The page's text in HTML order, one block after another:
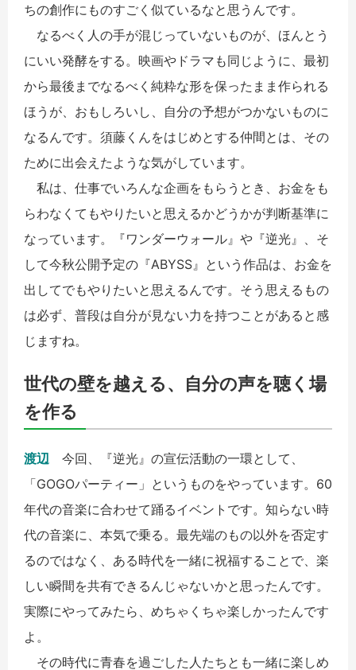
ちの創作にものすごく似ているなと思うんです。
なるべく人の手が混じっていないものが、ほんとう
にいい発酵をする。映画やドラマも同じように、最初
から最後までなるべく純粋な形を保ったまま作られる
ほうが、おもしろいし、自分の予想がつかないものに
なるんです。須藤くんをはじめとする仲間とは、その
ために出会えたような気がしています。
私は、仕事でいろんな企画をもらうとき、お金をも
らわなくてもやりたいと思えるかどうかが判断基準に
なっています。『ワンダーウォール』や『逆光』、そ
して今秋公開予定の『ABYSS』という作品は、お金を
出してでもやりたいと思えるんです。そう思えるもの
は必ず、普段は自分が見ない力を持つことがあると感
じますね。
世代の壁を越える、自分の声を聴く場
を作る
渡辺 今回、『逆光』の宣伝活動の一環として、
「GOGOパーティー」というものをやっています。60
年代の音楽に合わせて踊るイベントです。知らない時
代の音楽に、本気で乗る。最先端のもの以外を否定す
るのではなく、ある時代を一緒に祝福することで、楽
しい瞬間を共有できるんじゃないかと思ったんです。
実際にやってみたら、めちゃくちゃ楽しかったんです
よ。
その時代に青春を過ごした人たちとも一緒に楽しめ